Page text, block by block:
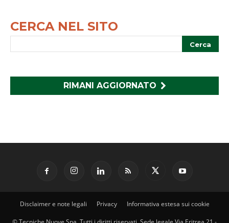
CERCA NEL SITO
RIMANI AGGIORNATO
Disclaimer e note legali Privacy Informativa estesa sui cookie